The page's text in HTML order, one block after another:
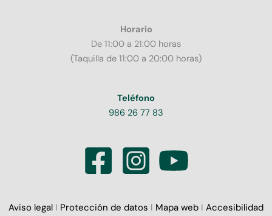
Horario
De 11:00 a 21:00 horas
(Taquilla de 11:00 a 20:00 horas)
Teléfono
986 26 77 83
Aviso legal I Protección de datos I Mapa web I Accesibilidad